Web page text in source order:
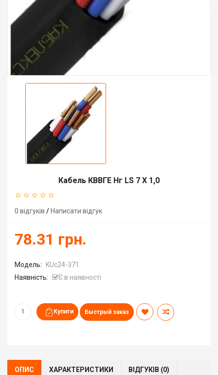
Кабель КВВГЕ Нг LS 7 Х 1,0
0 відгуків / Написати відгук
78.31 грн.
Модель:
KUc24-371
Наявність:
Є в наявності
Быстрый заказ
ОПИС ХАРАКТЕРИСТИКИ ВІДГУКІВ (0)